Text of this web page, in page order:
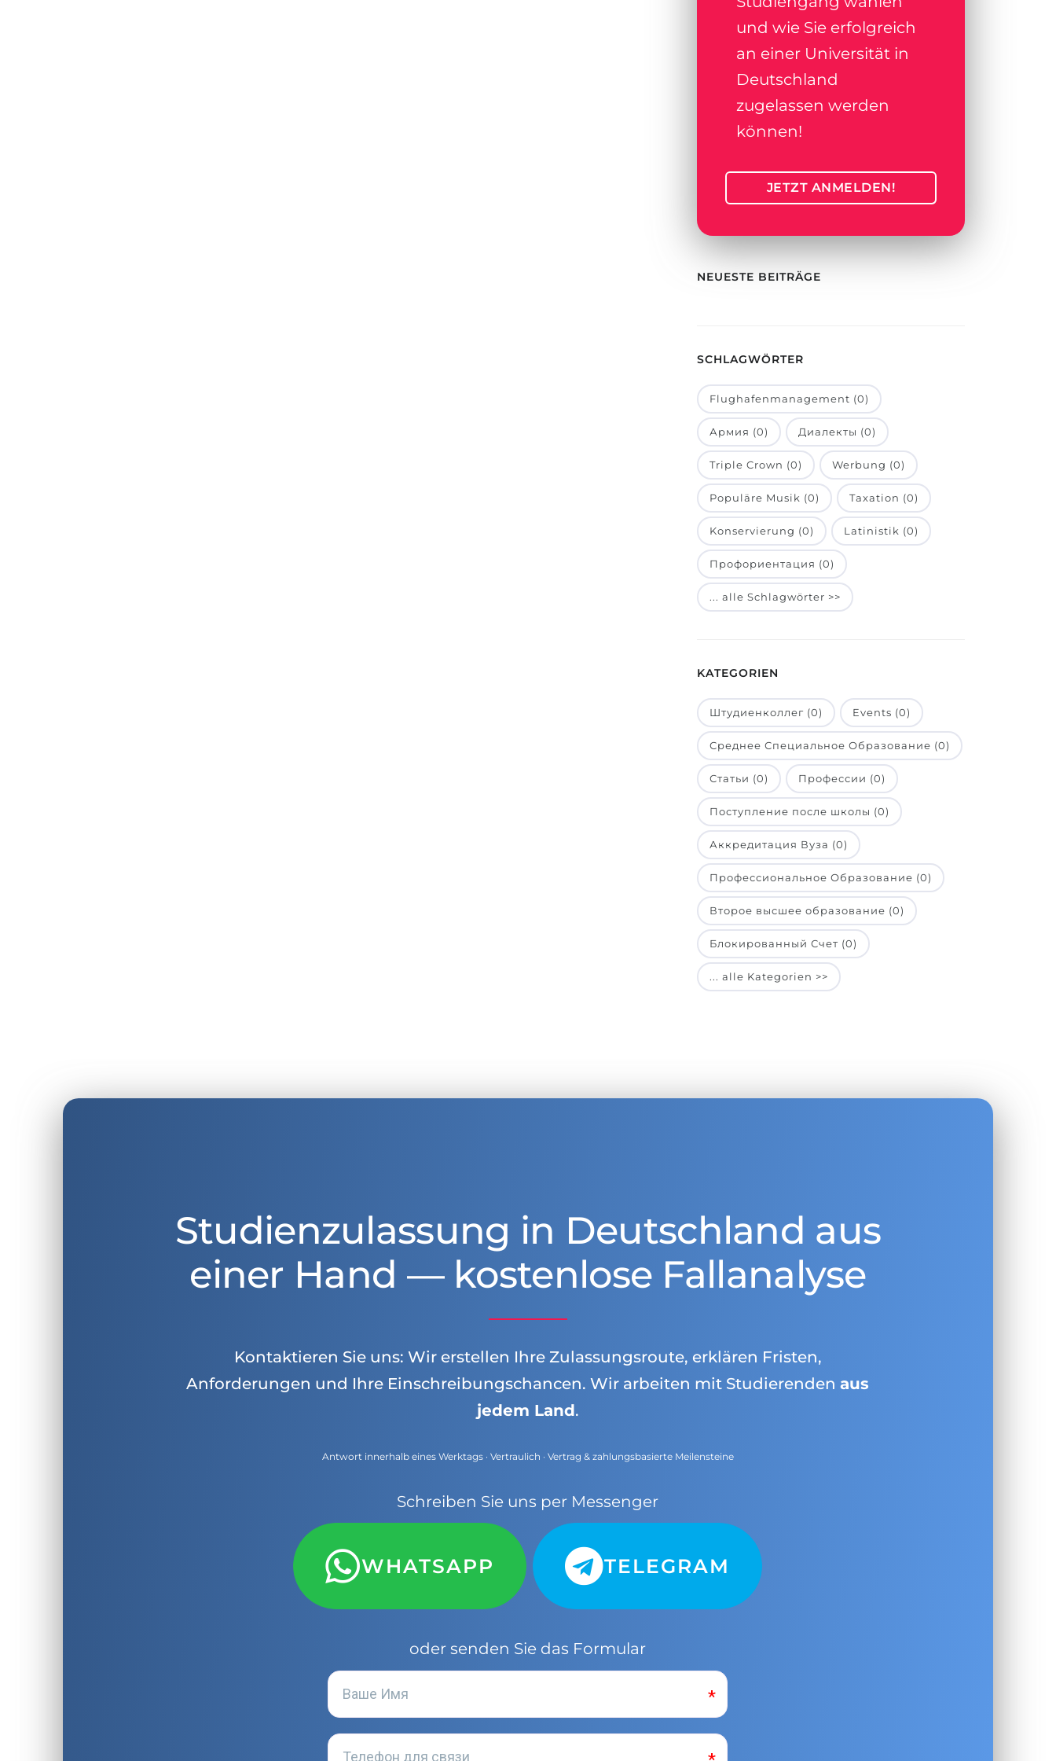
und wie Sie erfolgreich
an einer Universität in
Deutschland
zugelassen werden
können!
JETZT ANMELDEN!
NEUESTE BEITRÄGE
SCHLAGWÖRTER
Flughafenmanagement (0)
Армия (0) Диалекты (0)
Triple Crown (0) Werbung (0)
Populäre Musik (0) Taxation (0)
Konservierung (0) Latinistik (0)
Профориентация (0)
... alle Schlagwörter >>
KATEGORIEN
Штудиенколлег (0) Events (0)
Среднее Специальное Образование (0)
Статьи (0) Профессии (0)
Поступление после школы (0)
Аккредитация Вуза (0)
Профессиональное Образование (0)
Второе высшее образование (0)
Блокированный Счет (0)
... alle Kategorien >>
Studienzulassung in Deutschland aus
einer Hand — kostenlose Fallanalyse
Kontaktieren Sie uns: Wir erstellen Ihre Zulassungsroute, erklären Fristen,
Anforderungen und Ihre Einschreibungschancen. Wir arbeiten mit Studierendenaus
jedem Land.
Antwort innerhalb eines Werktags · Vertraulich · Vertrag & zahlungsbasierte Meilensteine
Schreiben Sie uns per Messenger
WHATSAPP TELEGRAM
oder senden Sie das Formular